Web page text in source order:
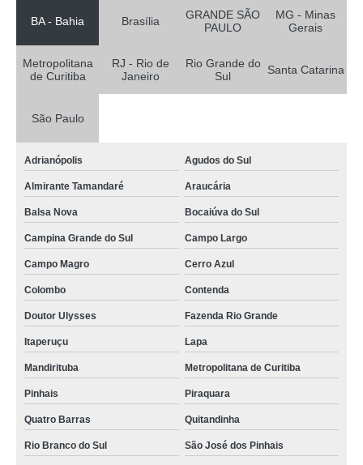
BA - Bahia Brasília
GRANDE SÃO
PAULO
MG - Minas
Gerais
Metropolitana
de Curitiba
RJ - Rio de
Janeiro
Rio Grande do
Sul
Santa Catarina
São Paulo
Adrianópolis Agudos do Sul
Almirante Tamandaré Araucária
Balsa Nova Bocaiúva do Sul
Campina Grande do Sul Campo Largo
Campo Magro Cerro Azul
Colombo Contenda
Doutor Ulysses Fazenda Rio Grande
Itaperuçu Lapa
Mandirituba Metropolitana de Curitiba
Pinhais Piraquara
Quatro Barras Quitandinha
Rio Branco do Sul São José dos Pinhais